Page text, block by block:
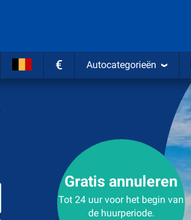
€ Autocategorieën
Verhuurlocatie
Gratis annuleren
Tot 24 uur voor het begin van
de huurperiode.